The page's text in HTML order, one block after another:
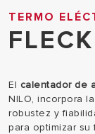
TERMO
El calentador de
NILO, incorpora
robustez y
para optimizar su